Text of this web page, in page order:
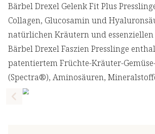
Bärbel Drexel Gelenk Fit Plus
Collagen, Glucosamin und
natürlichen Kräutern und
Bärbel Drexel Faszien Presslinge
patentiertem Früchte-Kräuter-
(Spectra®), Aminosäuren,
Previous slide